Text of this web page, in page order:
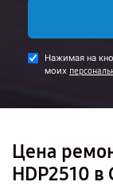
Нажимая на
моих
Цена
HDP2510 в